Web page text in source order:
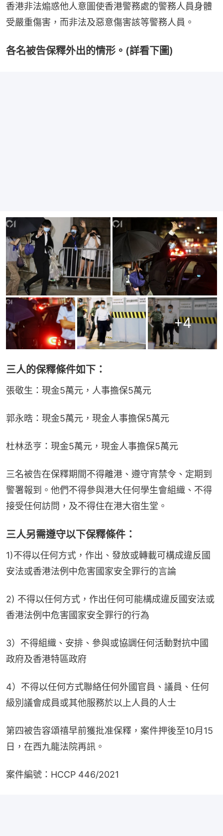
香港非法煽惑他人意圖使香港警務處的警務人員身體
受嚴重傷害，而非法及惡意傷害該等警務人員。
各名被告保釋外出的情形。(詳看下圖)
+4
三人的保釋條件如下：
張敬生：現金5萬元，人事擔保5萬元
郭永晧：現金5萬元，現金人事擔保5萬元
杜林丞亨：現金5萬元，現金人事擔保5萬元
三名被告在保釋期間不得離港、遵守宵禁令、定期到
警署報到。他們不得參與港大任何學生會組織、不得
接受任何訪問，及不得住在港大宿生堂。
三人另需遵守以下保釋條件：
1)不得以任何方式，作出、發放或轉載可構成違反國
安法或香港法例中危害國家安全罪行的言論
2) 不得以任何方式，作出任何可能構成違反國安法或
香港法例中危害國家安全罪行的行為
3）不得組織、安排、參與或協調任何活動對抗中國
政府及香港特區政府
4）不得以任何方式聯絡任何外國官員、議員、任何
級別議會成員或其他服務於以上人員的人士
第四被告容頌禧早前獲批准保釋，案件押後至10月15
日，在西九龍法院再訊。
案件編號：HCCP 446/2021